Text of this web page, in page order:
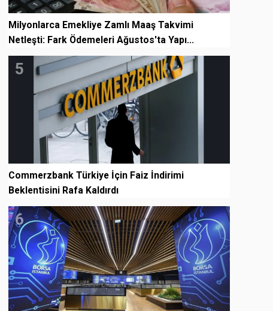
Milyonlarca Emekliye Zamlı Maaş Takvimi
Netleşti: Fark Ödemeleri Ağustos'ta Yapı...
5
Commerzbank Türkiye İçin Faiz İndirimi
Beklentisini Rafa Kaldırdı
6